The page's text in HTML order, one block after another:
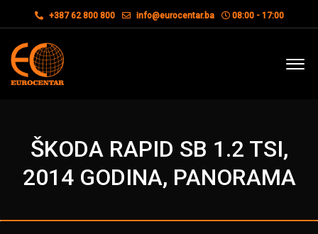
+387 62 800 800 info@eurocentar.ba 08:00 - 17:00
ŠKODA RAPID SB 1.2 TSI,
2014 GODINA, PANORAMA